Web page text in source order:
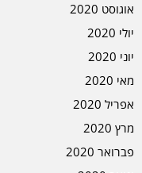
אוגוסט 2020
יולי 2020
יוני 2020
מאי 2020
אפריל 2020
מרץ 2020
פברואר 2020